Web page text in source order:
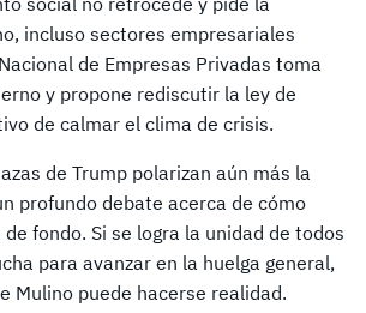
incluso sectores empresariales
de Empresas Privadas toma
y propone rediscutir la ley de
de calmar el clima de crisis.
de Trump polarizan aún más la
profundo debate acerca de cómo
fondo. Si se logra la unidad de todos
para avanzar en la huelga general,
Mulino puede hacerse realidad.